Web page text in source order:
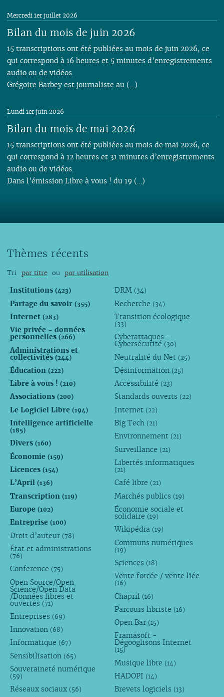
Bilan du mois de juin 2026
Mercredi 1er juillet 2026
15 transcriptions ont été publiées au mois de juin 2026, ce
qui correspond à 16 heures et 5 minutes d’enregistrements
audio ou de vidéos.
Grégoire Barbey est journaliste au (…)
Bilan du mois de mai 2026
Lundi 1er juin 2026
15 transcriptions ont été publiées au mois de mai 2026, ce
qui correspond à 12 heures et 31 minutes d’enregistrements
audio ou de vidéos.
Dans l’émission Libre à vous ! du 19 (…)
Thèmes récents
Tri par titre ou par utilisation
Institutions (423)
Partage du savoir (355)
Internet (283)
Vie privée - données
personnelles (266)
Administrations et
collectivités (244)
Éducation (222)
Libre à vous ! (210)
Associations (200)
Le Logiciel Libre (194)
Intelligence artificielle
(185)
Divers (160)
Économie (159)
Licences (154)
L’April (136)
Transcription (119)
Europe (102)
Entreprise (100)
Droit d’auteur (78)
État et administrations
(76)
Conference (75)
Open Source/Open
Science/Open Data
/Données libres et
ouvertes (71)
Entreprises (69)
Innovation (68)
Informatique (67)
Sensibilisation (65)
Souveraineté numérique
(59)
Réseaux sociaux (56)
DRM (34)
Recherche (34)
Transition écologique
(33)
Cyberattaques -
Cybersécurité (30)
Neutralité du Net (25)
Désinformation (25)
Accessibilité (23)
Standards ouverts (22)
Internet (22)
Big Tech (21)
Environnement (21)
Surveillance (21)
Libertés informatiques
(21)
Café libre (21)
Marchés publics (19)
Économie sociale et
solidaire (19)
Wikipédia (19)
Communs numériques
(19)
Sciences (18)
Vente forcée / vente liée
(16)
Chapril (16)
Parcours libriste (16)
Open Bar (15)
Framasoft -
Dégooglisons Internet
(15)
Musique libre (14)
HADOPI (14)
Brevets logiciels (13)